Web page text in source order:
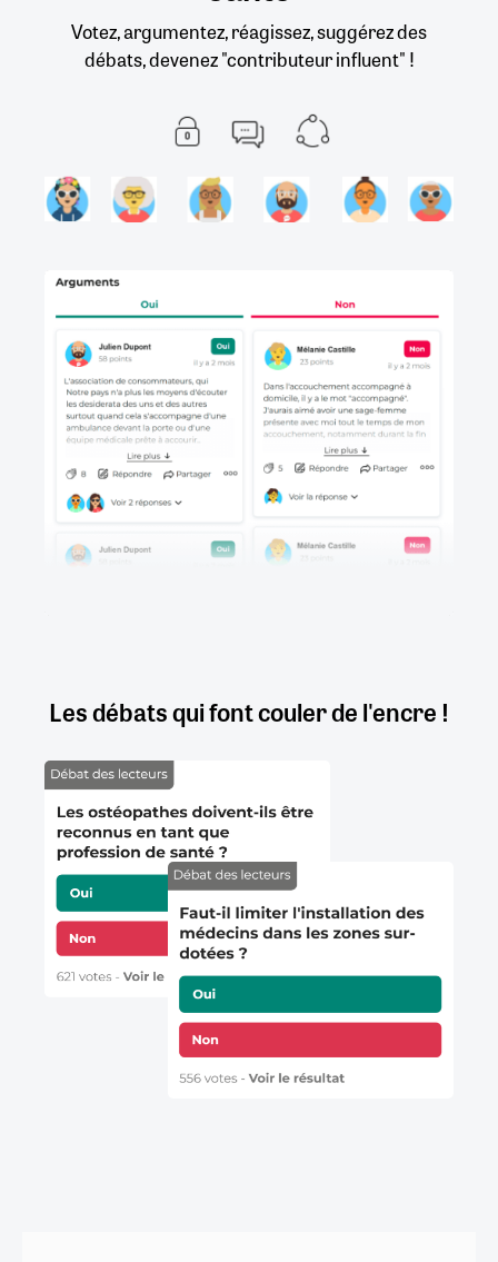
Votez, argumentez, réagissez, suggérez des
débats, devenez "contributeur influent" !
Les débats qui font couler de l'encre !